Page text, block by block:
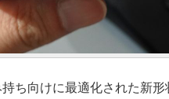
ち向けに最適化された新形